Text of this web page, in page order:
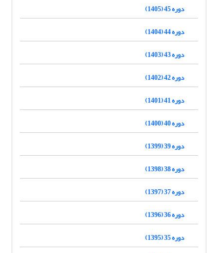
دوره 45 (1405)
دوره 44 (1404)
دوره 43 (1403)
دوره 42 (1402)
دوره 41 (1401)
دوره 40 (1400)
دوره 39 (1399)
دوره 38 (1398)
دوره 37 (1397)
دوره 36 (1396)
دوره 35 (1395)